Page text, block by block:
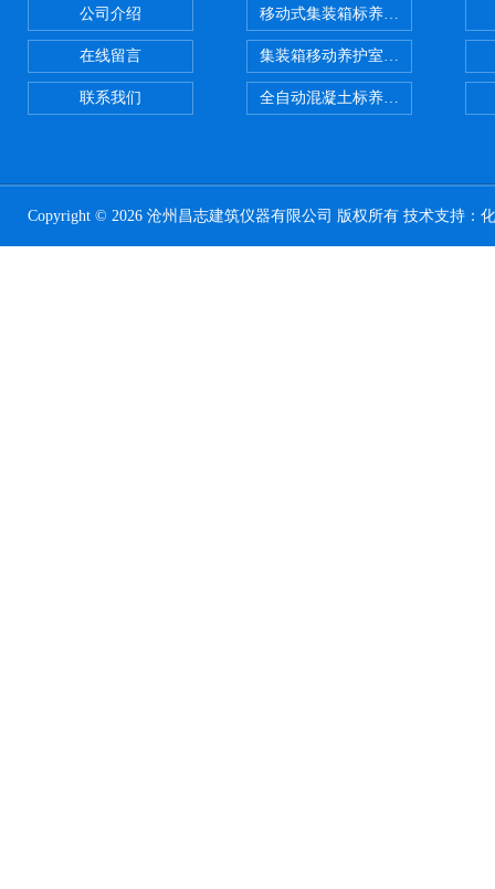
公司介绍
在线留言
联系我们
移动式集装箱标养室 养护室设备
集装箱移动养护室 标养室
全自动混凝土标养室恒温恒湿设备
Copyright © 2026 沧州昌志建筑仪器有限公司 版权所有 技术支持：